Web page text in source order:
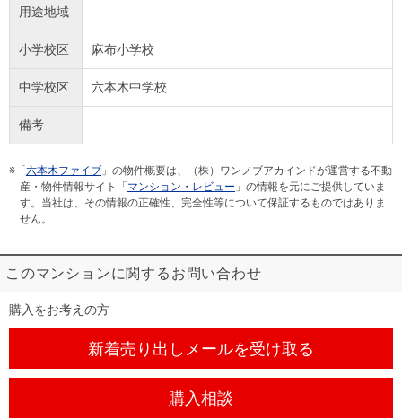
用途地域
小学校区 麻布小学校
中学校区 六本木中学校
備考
※「 六本木ファイブ 」の物件概要は、（株）ワンノブアカインドが運営する不動
産・物件情報サイト「 マンション・レビュー 」の情報を元にご提供していま
す。当社は、その情報の正確性、完全性等について保証するものではありま
せん。
このマンションに関するお問い合わせ
購入をお考えの方
新着売り出しメールを受け取る
購入相談